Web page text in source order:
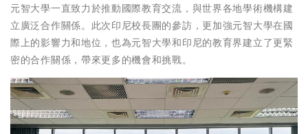
元智大學一直致力於推動國際教育交流，與世界各地學術機構建
立廣泛合作關係。此次印尼校長團的參訪，更加強元智大學在國
際上的影響力和地位，也為元智大學和印尼的教育界建立了更緊
密的合作關係，帶來更多的機會和挑戰。